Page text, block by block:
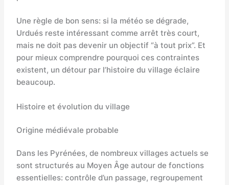
Une règle de bon sens: si la météo se dégrade,
Urdués reste intéressant comme arrêt très court,
mais ne doit pas devenir un objectif “à tout prix”. Et
pour mieux comprendre pourquoi ces contraintes
existent, un détour par l’histoire du village éclaire
beaucoup.
Histoire et évolution du village
Origine médiévale probable
Dans les Pyrénées, de nombreux villages actuels se
sont structurés au Moyen Âge autour de fonctions
essentielles: contrôle d’un passage, regroupement